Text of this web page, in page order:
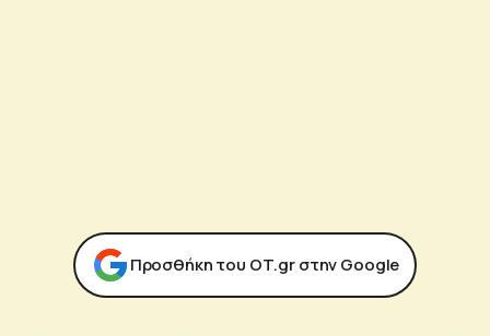
Προσθήκη του ΟΤ.gr στην Google